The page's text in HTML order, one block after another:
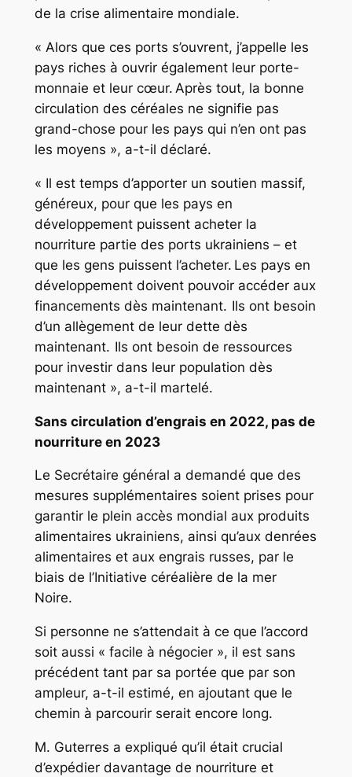
de la crise alimentaire mondiale.
« Alors que ces ports s’ouvrent, j’appelle les
pays riches à ouvrir également leur porte-
monnaie et leur cœur. Après tout, la bonne
circulation des céréales ne signifie pas
grand-chose pour les pays qui n’en ont pas
les moyens », a-t-il déclaré.
« Il est temps d’apporter un soutien massif,
généreux, pour que les pays en
développement puissent acheter la
nourriture partie des ports ukrainiens – et
que les gens puissent l’acheter. Les pays en
développement doivent pouvoir accéder aux
financements dès maintenant. Ils ont besoin
d’un allègement de leur dette dès
maintenant. Ils ont besoin de ressources
pour investir dans leur population dès
maintenant », a-t-il martelé.
Sans circulation d’engrais en 2022, pas de
nourriture en 2023
Le Secrétaire général a demandé que des
mesures supplémentaires soient prises pour
garantir le plein accès mondial aux produits
alimentaires ukrainiens, ainsi qu’aux denrées
alimentaires et aux engrais russes, par le
biais de l’Initiative céréalière de la mer
Noire.
Si personne ne s’attendait à ce que l’accord
soit aussi « facile à négocier », il est sans
précédent tant par sa portée que par son
ampleur, a-t-il estimé, en ajoutant que le
chemin à parcourir serait encore long.
M. Guterres a expliqué qu’il était crucial
d’expédier davantage de nourriture et